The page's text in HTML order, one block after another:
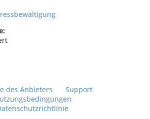
des Anbieters
Support